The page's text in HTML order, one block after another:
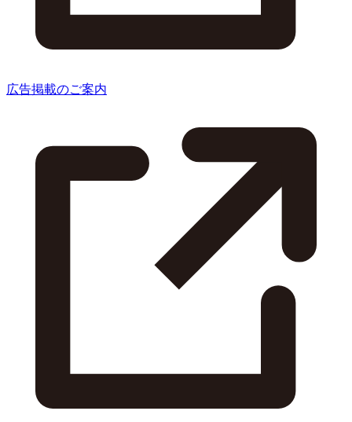
広告掲載のご案内